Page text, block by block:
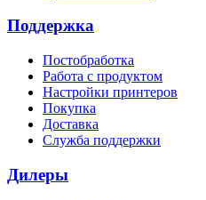
Поддержка
Постобработка
Работа с продуктом
Настройки принтеров
Покупка
Доставка
Служба поддержки
Дилеры